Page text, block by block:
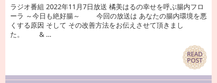
ラジオ番組 2022年11月7日放送 橘美はるの幸せを呼ぶ腸内フロ
ーラ ～今日も絶好腸～ 今回の放送は あなたの腸内環境を悪
くする原因 そして その改善方法をお伝えさせて頂きまし
た。 & …
READ
POST
READ
POST